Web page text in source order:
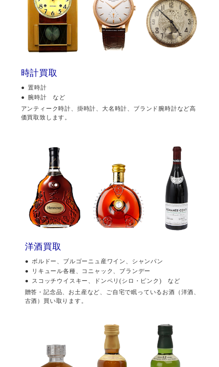
時計買取
置時計
腕時計 など
アンティーク時計、掛時計、大名時計、ブランド腕時計など高
価買取致します。
洋酒買取
ボルドー、ブルゴーニュ産ワイン、シャンパン
リキュール各種、コニャック、ブランデー
スコッチウイスキー、ドンペリ(シロ・ピンク) など
贈答・記念品、お土産など、ご自宅で眠っているお酒（洋酒、
古酒）買い取ります。